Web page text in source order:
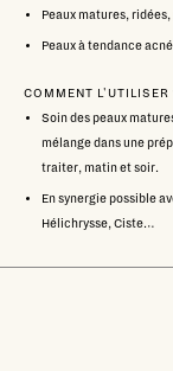
Peaux matures,
Peaux à tendance
COMMENT L'UTILISER
Soin des peaux
mélange dans une
traiter, matin et soir.
En synergie possible
Hélichrysse, Ciste…